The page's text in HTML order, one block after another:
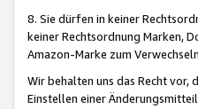
8. Sie dürfen in keiner
keiner Rechtsordnung Marken,
Amazon-Marke zum
Wir behalten uns das Recht vor,
Einstellen einer